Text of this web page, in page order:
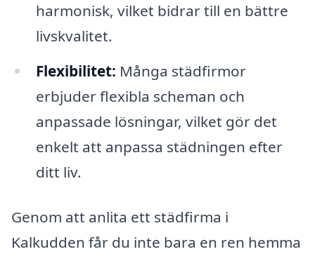
harmonisk, vilket bidrar till en bättre
livskvalitet.
Flexibilitet: Många städfirmor
erbjuder flexibla scheman och
anpassade lösningar, vilket gör det
enkelt att anpassa städningen efter
ditt liv.
Genom att anlita ett städfirma i
Kalkudden får du inte bara en ren hemma